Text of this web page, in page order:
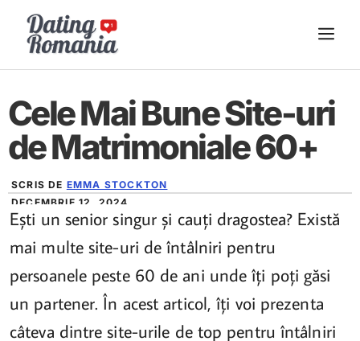
conținut
Cele Mai Bune Site-uri
de Matrimoniale 60+
SCRIS DE EMMA STOCKTON
DECEMBRIE 12, 2024
Ești un senior singur și cauți dragostea? Există
mai multe site-uri de întâlniri pentru
persoanele peste 60 de ani unde îți poți găsi
un partener. În acest articol, îți voi prezenta
câteva dintre site-urile de top pentru întâlniri